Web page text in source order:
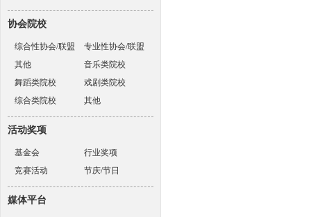
协会院校
综合性协会/联盟
专业性协会/联盟
其他
音乐类院校
舞蹈类院校
戏剧类院校
综合类院校
其他
活动奖项
基金会
行业奖项
竞赛活动
节庆/节日
媒体平台